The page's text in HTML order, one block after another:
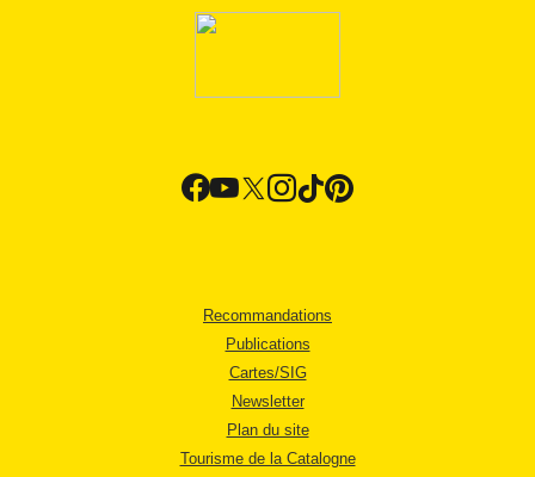
Recommandations
Publications
Cartes/SIG
Newsletter
Plan du site
Tourisme de la Catalogne